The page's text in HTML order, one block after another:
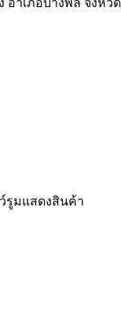
รูมแสดงสินค้า